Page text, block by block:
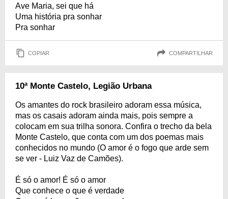
Ave Maria, sei que há
Uma história pra sonhar
Pra sonhar
COPIAR COMPARTILHAR
10ª Monte Castelo, Legião Urbana
Os amantes do rock brasileiro adoram essa música,
mas os casais adoram ainda mais, pois sempre a
colocam em sua trilha sonora. Confira o trecho da bela
Monte Castelo, que conta com um dos poemas mais
conhecidos no mundo (O amor é o fogo que arde sem
se ver - Luiz Vaz de Camões).
É só o amor! É só o amor
Que conhece o que é verdade